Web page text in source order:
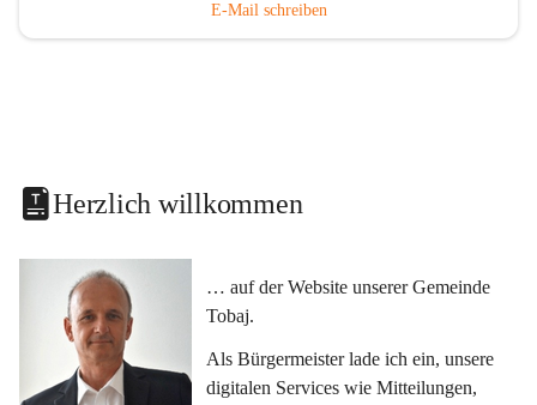
E-Mail schreiben
Herzlich willkommen
… auf der Website unserer Gemeinde
Tobaj.
Als Bürgermeister lade ich ein, unsere
digitalen Services wie Mitteilungen,